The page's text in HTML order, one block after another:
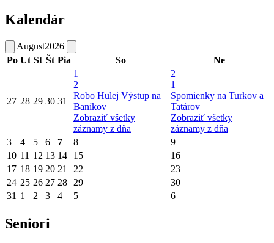
Kalendár
August2026
Po Ut St Št Pia So Ne
27 28 29 30 31
1
2
Robo Hulej Výstup na
Baníkov
Zobraziť všetky
záznamy z dňa
2
1
Spomienky na Turkov a
Tatárov
Zobraziť všetky
záznamy z dňa
3
4 5 6 7 8
9
10 11 12 13 14 15
16
17 18 19 20 21 22
23
24 25 26 27 28 29
30
31 1 2 3 4 5 6
Seniori